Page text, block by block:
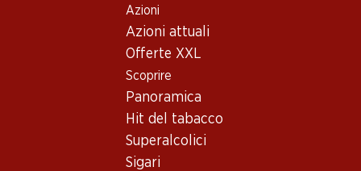
Azioni
Azioni attuali
Offerte XXL
Scoprire
Panoramica
Hit del tabacco
Superalcolici
Sigari
Vino/champagne
Toscana Carpineto Chianti Classico DOCG